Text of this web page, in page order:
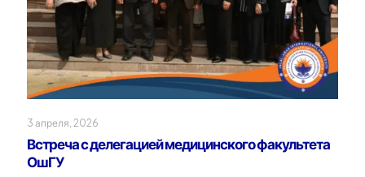
3 апреля, 2026
Встреча с делегацией медицинского факультета
ОшГУ